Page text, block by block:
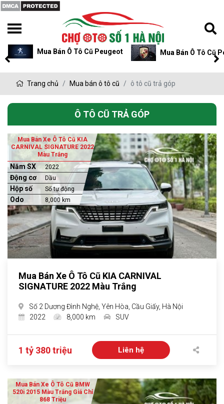
Mua Bán Ô Tô Cũ Peugeot Mua Bán Ô Tô Cũ
Trang chủ Mua bán ô tô cũ ô tô cũ trả góp
Ô TÔ CŨ TRẢ GÓP
Mua Bán Xe Ô Tô Cũ KIA
CARNIVAL SIGNATURE 2022
Màu Trắng
Năm SX 2022
Động cơ Dầu
Hộp số Số tự động
Odo 8,000 km
Mua Bán Xe Ô Tô Cũ KIA CARNIVAL
SIGNATURE 2022 Màu Trắng
Số 2 Dương Đình Nghệ, Yên Hòa, Cầu Giấy, Hà Nội
2022
8,000 km SUV
1 tỷ 380 triệu Liên hệ
Mua Bán Xe Ô Tô Cũ BMW
520i 2015 Màu Trắng Giá Chỉ
868 Triệu